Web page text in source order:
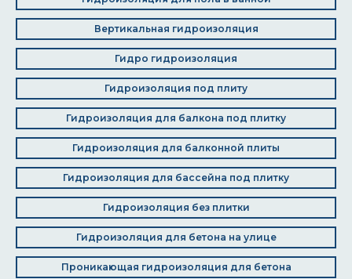
Вертикальная гидроизоляция
Гидро гидроизоляция
Гидроизоляция под плиту
Гидроизоляция для балкона под плитку
Гидроизоляция для балконной плиты
Гидроизоляция для бассейна под плитку
Гидроизоляция без плитки
Гидроизоляция для бетона на улице
Проникающая гидроизоляция для бетона